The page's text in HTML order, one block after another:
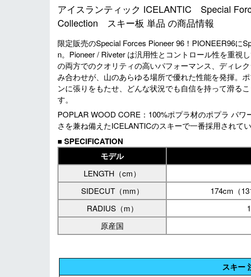
アイスランティック ICELANTIC Special
Collection スキー板 単品 の商品情報
限定販売のSpecial Forces Pioneer 96！PIONEER96に
n。Pioneer / Riveter は汎用性とコントロール性を重視
の両方でのクオリティの高いパフォーマンス、ディレ
み合わせが、山のあらゆる場所で優れた性能を発揮。
ンに張りをもたせ、どんな状況でも自信を持って滑る
す。
POPLAR WOOD CORE：100%ポプラ材のポプラ パ
さを兼ね備えたICELANTICのスキーで一番採用されて
■SPECIFICATION
モデル
LENGTH（cm）
SIDECUT（mm）
174cm（
RADIUS（m）
原産国
スキー